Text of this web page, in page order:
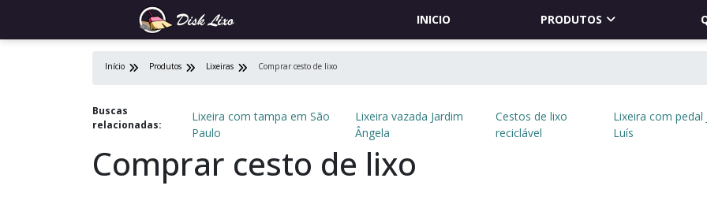
INICIO PRODUTOS
Início Produtos Lixeiras Comprar cesto de lixo
Buscas
relacionadas:
Lixeira com tampa em São
Paulo
Lixeira vazada Jardim
Ângela
Cestos de lixo
reciclável
Lixeira com pedal
Luís
Comprar cesto de lixo